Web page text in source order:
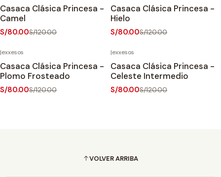
Casaca Clásica Princesa -
Camel
S/80.00S/120.00
Casaca Clásica Princesa -
Hielo
S/80.00S/120.00
|exxesos
Casaca Clásica Princesa -
Plomo Frosteado
S/80.00S/120.00
|exxesos
Casaca Clásica Princesa -
Celeste Intermedio
S/80.00S/120.00
VOLVER ARRIBA